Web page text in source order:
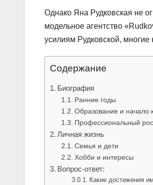
Однако Яна Рудковская не
модельное агентство
усилиям Рудковской,
Содержание
Биография
Ранние годы
Образование и начало
Профессиональный
Личная жизнь
Семья и дети
Хобби и интересы
Вопрос-ответ:
Какие достижения